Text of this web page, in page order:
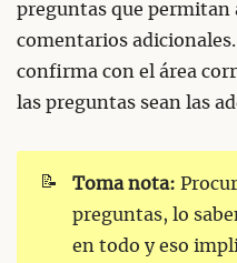
preguntas que permitan
comentarios
confirma con el área
las preguntas sean las
📝 Toma nota:
preguntas, lo
en todo y eso